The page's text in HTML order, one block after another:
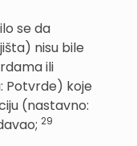
se da
nisu bile
ili
Potvrde) koje
(nastavno:
29